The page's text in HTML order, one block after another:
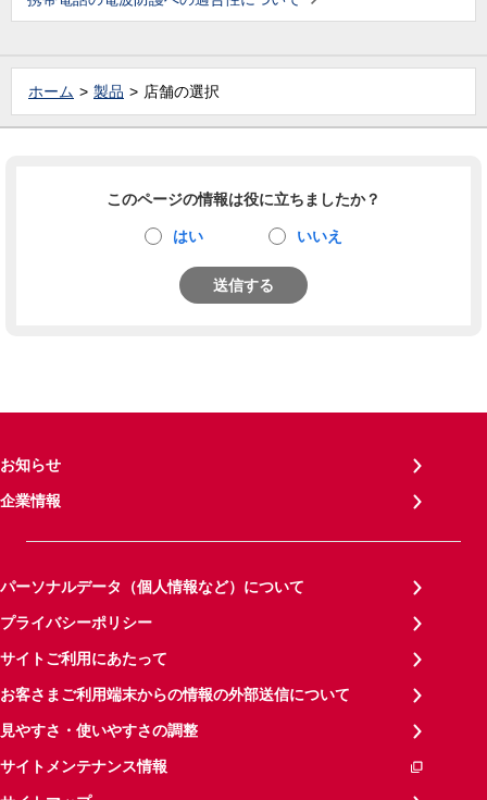
ホーム 製品 店舗の選択
このページの情報は役に立ちましたか？
はい いいえ
送信する
お知らせ
企業情報
パーソナルデータ（個人情報など）について
プライバシーポリシー
サイトご利用にあたって
お客さまご利用端末からの情報の外部送信について
見やすさ・使いやすさの調整
サイトメンテナンス情報